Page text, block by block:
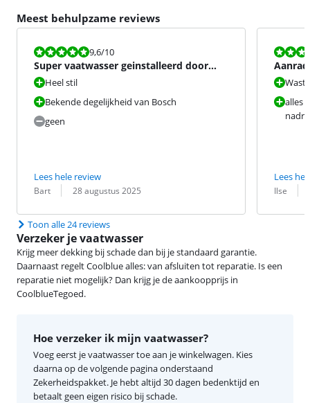
Meest behulpzame reviews
Beoordeling is 9,6 van de 10.
9,6/10
Super vaatwasser geinstalleerd door
CoolBlue toppers
Heel stil
Bekende degelijkheid van Bosch
geen
Lees hele review
Beoordeling door:
Bart
Datum: 28 augustus 2025
Wast
alles
Lees
Ilse
Datum:
Toon alle 24 reviews
Verzeker je vaatwasser
Krijg meer dekking bij schade dan bij je standaard garantie.
Daarnaast regelt Coolblue alles: van afsluiten tot reparatie. Is een
reparatie niet mogelijk? Dan krijg je de aankoopprijs in
CoolblueTegoed.
Hoe verzeker ik mijn vaatwasser?
Voeg eerst je vaatwasser toe aan je winkelwagen. Kies
daarna op de volgende pagina onderstaand
Zekerheidspakket. Je hebt altijd 30 dagen bedenktijd en
betaalt geen eigen risico bij schade.